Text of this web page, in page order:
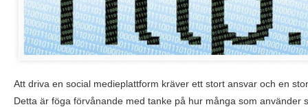
Att driva en social medieplattform kräver ett stort ansvar och en
Detta är föga förvånande med tanke på hur många som använder